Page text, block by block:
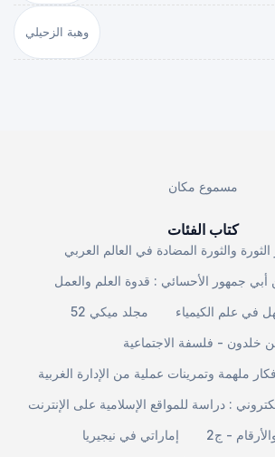
وهبة الزحيلي
مسموع مكان
كتاب الفئات
الثورة والثورة المضادة في العالم العربي
جمهور الأحسائي : قدوة العلم والعمل
مجلد ميكي 52
في علم الكيمياء
خلدون - فلسفة الاجتماعية
ملهمة وتمرينات عملية من الإدارة الغربية
: دراسة للمواقع الإسلامية على الإنترنت
إماراتي في نيجيريا
- ج2